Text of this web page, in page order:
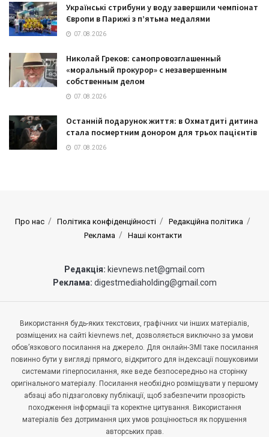
Українські стрибуни у воду завершили чемпіонат
Європи в Парижі з п’ятьма медалями
07.08.2026
Николай Греков: самопровозглашенный
«моральный прокурор» с незавершенным
собственным делом
07.08.2026
Останній подарунок життя: в Охматдиті дитина
стала посмертним донором для трьох пацієнтів
07.08.2026
Про нас Політика конфіденційності
Редакційна політика
Реклама
Наші контакти
Редакція: kievnews.net@gmail.com
Реклама: digestmediaholding@gmail.com
Використання будь-яких текстових, графічних чи інших матеріалів,
розміщених на сайті kievnews.net, дозволяється виключно за умови
обов’язкового посилання на джерело. Для онлайн-ЗМІ таке посилання
повинно бути у вигляді прямого, відкритого для індексації пошуковими
системами гіперпосилання, яке веде безпосередньо на сторінку
оригінального матеріалу. Посилання необхідно розміщувати у першому
абзаці або підзаголовку публікації, щоб забезпечити прозорість
походження інформації та коректне цитування. Використання
матеріалів без дотримання цих умов розцінюється як порушення
авторських прав.